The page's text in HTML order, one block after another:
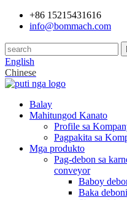
+86 15215431616
info@bommach.com
English
Chinese
Balay
Mahitungod Kanato
Profile sa
Pagpakita sa
Mga produkto
Pag-debon sa
conveyor
Baboy
Baka